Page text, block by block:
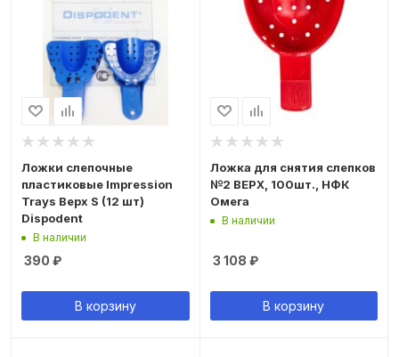
Ложки слепочные
пластиковые Impression
Trays Верх S (12 шт)
Dispodent
В наличии
390 ₽
В корзину
Ложка для снятия слепков
№2 ВЕРХ, 100шт., НФК
Омега
В наличии
3 108 ₽
В корзину